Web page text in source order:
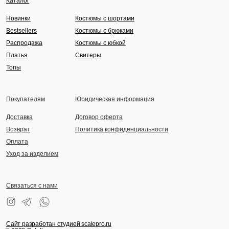
Доставка
Возврат
Оплата
Уход за изделием
Политика конфиденциальности
Договор оферта
Новинки
Bestsellers
Сайт разработан студией scalepro.ru
Распродажа
Платья
Топы
Костюмы с шортами
Костюмы с брюками
Костюмы с юбкой
Свитеры
Покупателям
Связаться с нами
Юридическая информация